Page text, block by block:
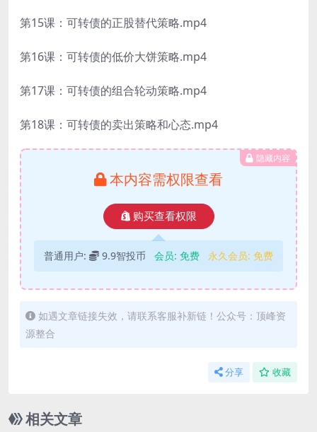
第15课：可转债的正股替代策略.mp4
第16课：可转债的低价大饼策略.mp4
第17课：可转债的组合轮动策略.mp4
第18课：可转债的卖出策略和心态.mp4
隐藏内容
本内容需权限查看
购买查看权限
普通用户: 9.9智投币 会员: 免费 永久会员: 免费
如遇文章链接失效，请联系客服补新链！公众号：顶峰资
源整合
分享 收藏
相关文章